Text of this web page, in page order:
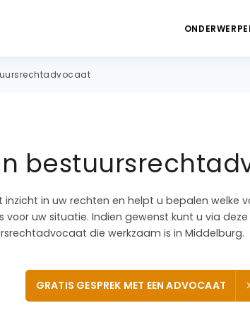
inzicht in uw rechten en helpt u bepalen welke
voor uw situatie. Indien gewenst kunt u via
die werkzaam is in Middelburg.
GRATIS GESPREK MET EEN ADVOCAAT